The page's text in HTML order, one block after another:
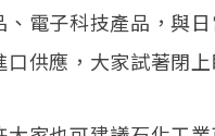
、電子科技產品，與
口供應，大家試著閉